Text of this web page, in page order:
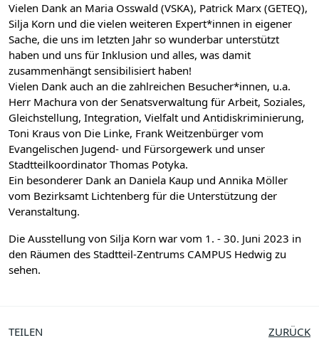
Vielen Dank an Maria Osswald (VSKA), Patrick Marx (GETEQ),
Silja Korn und die vielen weiteren Expert*innen in eigener
Sache, die uns im letzten Jahr so wunderbar unterstützt
haben und uns für Inklusion und alles, was damit
zusammenhängt sensibilisiert haben!
Vielen Dank auch an die zahlreichen Besucher*innen, u.a.
Herr Machura von der Senatsverwaltung für Arbeit, Soziales,
Gleichstellung, Integration, Vielfalt und Antidiskriminierung,
Toni Kraus von Die Linke, Frank Weitzenbürger vom
Evangelischen Jugend- und Fürsorgewerk und unser
Stadtteilkoordinator Thomas Potyka.
Ein besonderer Dank an Daniela Kaup und Annika Möller
vom Bezirksamt Lichtenberg für die Unterstützung der
Veranstaltung.
Die Ausstellung von Silja Korn war vom 1. - 30. Juni 2023 in
den Räumen des Stadtteil-Zentrums CAMPUS Hedwig zu
sehen.
TEILEN ZURÜCK